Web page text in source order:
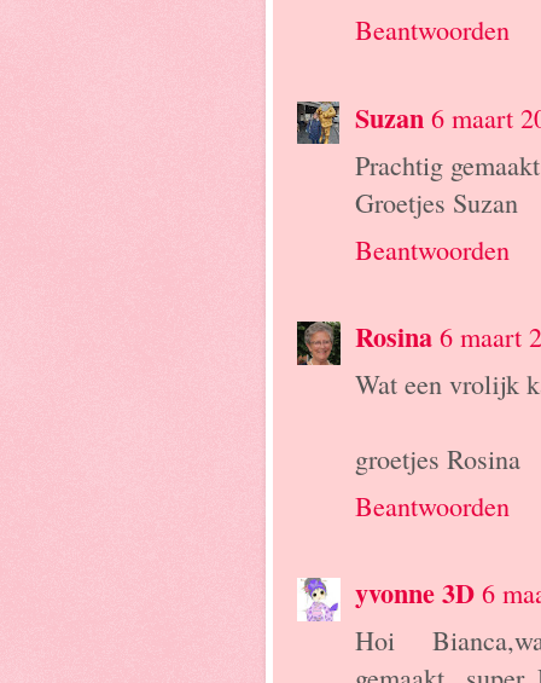
Beantwoorden
Suzan 6 maart
Prachtig
Groetjes Suzan
Beantwoorden
Rosina 6 maart
Wat een vrolijk
groetjes Rosina
Beantwoorden
yvonne 3D 6
Hoi